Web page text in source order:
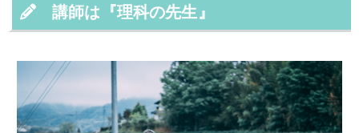
講師は『理科の先生』